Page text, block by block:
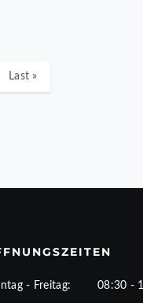
Last »
- Freitag: 08:30 -